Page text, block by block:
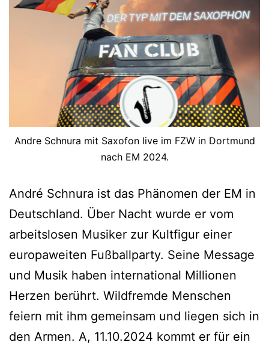
Andre Schnura mit Saxofon live im FZW in Dortmund
nach EM 2024.
André Schnura ist das Phänomen der EM in
Deutschland. Über Nacht wurde er vom
arbeitslosen Musiker zur Kultfigur einer
europaweiten Fußballparty. Seine Message
und Musik haben international Millionen
Herzen berührt. Wildfremde Menschen
feiern mit ihm gemeinsam und liegen sich in
den Armen. A, 11.10.2024 kommt er für ein